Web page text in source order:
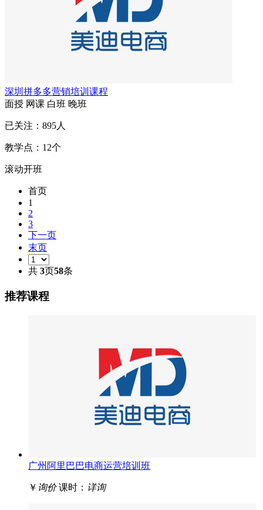
深圳拼多多营销培训课程
面授 网课 白班 晚班
已关注： 895人
教学点： 12个
滚动开班
首页
1
2
3
下一页
末页
共 3页58条
推荐课程
广州阿里巴巴电商运营培训班
￥ 询价 课时： 详询